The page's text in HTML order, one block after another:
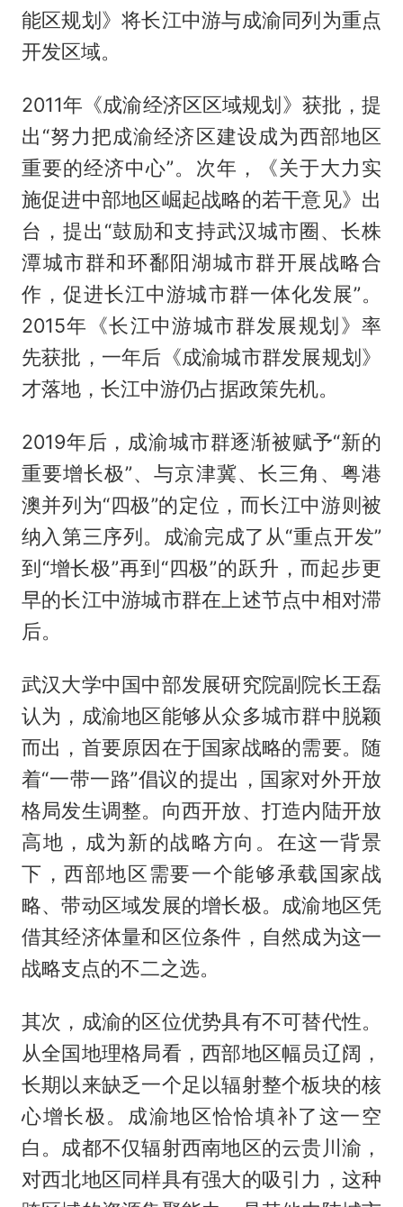
能区规划》将长江中游与成渝同列为重点
开发区域。
2011年《成渝经济区区域规划》获批，提
出“努力把成渝经济区建设成为西部地区
重要的经济中心”。次年，《关于大力实
施促进中部地区崛起战略的若干意见》出
台，提出“鼓励和支持武汉城市圈、长株
潭城市群和环鄱阳湖城市群开展战略合
作，促进长江中游城市群一体化发展”。
2015年《长江中游城市群发展规划》率
先获批，一年后《成渝城市群发展规划》
才落地，长江中游仍占据政策先机。
2019年后，成渝城市群逐渐被赋予“新的
重要增长极”、与京津冀、长三角、粤港
澳并列为“四极”的定位，而长江中游则被
纳入第三序列。成渝完成了从“重点开发”
到“增长极”再到“四极”的跃升，而起步更
早的长江中游城市群在上述节点中相对滞
后。
武汉大学中国中部发展研究院副院长王磊
认为，成渝地区能够从众多城市群中脱颖
而出，首要原因在于国家战略的需要。随
着“一带一路”倡议的提出，国家对外开放
格局发生调整。向西开放、打造内陆开放
高地，成为新的战略方向。在这一背景
下，西部地区需要一个能够承载国家战
略、带动区域发展的增长极。成渝地区凭
借其经济体量和区位条件，自然成为这一
战略支点的不二之选。
其次，成渝的区位优势具有不可替代性。
从全国地理格局看，西部地区幅员辽阔，
长期以来缺乏一个足以辐射整个板块的核
心增长极。成渝地区恰恰填补了这一空
白。成都不仅辐射西南地区的云贵川渝，
对西北地区同样具有强大的吸引力，这种